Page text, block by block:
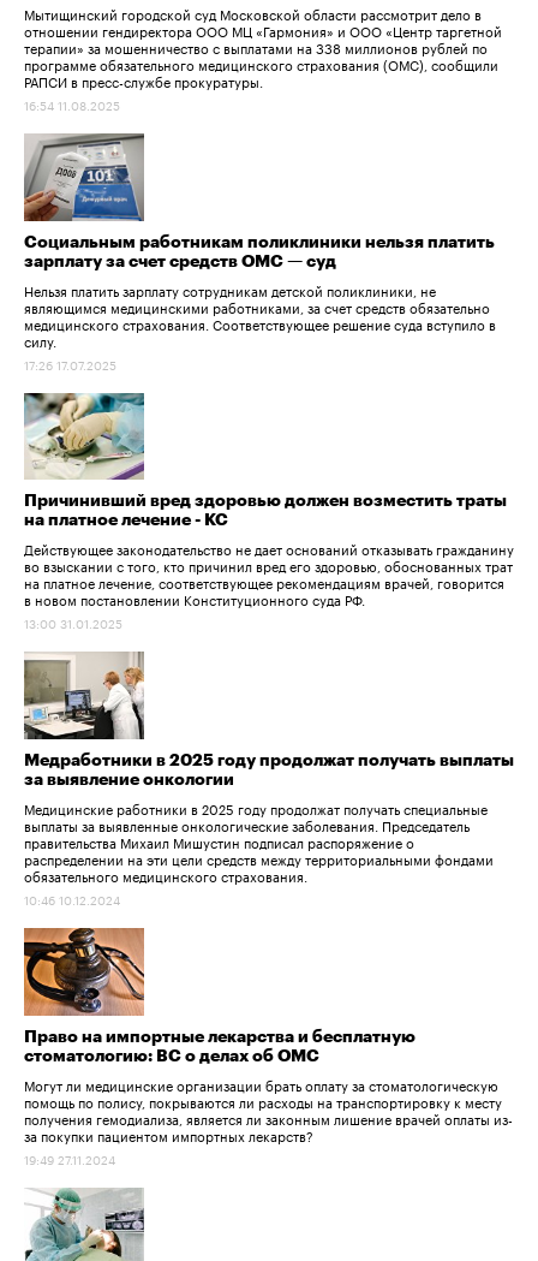
Мытищинский городской суд Московской области рассмотрит дело в
отношении гендиректора ООО МЦ «Гармония» и ООО «Центр таргетной
терапии» за мошенничество с выплатами на 338 миллионов рублей по
программе обязательного медицинского страхования (ОМС), сообщили
РАПСИ в пресс-службе прокуратуры.
16:54 11.08.2025
Социальным работникам поликлиники нельзя платить
зарплату за счет средств ОМС — суд
Нельзя платить зарплату сотрудникам детской поликлиники, не
являющимся медицинскими работниками, за счет средств обязательно
медицинского страхования. Соответствующее решение суда вступило в
силу.
17:26 17.07.2025
Причинивший вред здоровью должен возместить траты
на платное лечение - КС
Действующее законодательство не дает оснований отказывать гражданину
во взыскании с того, кто причинил вред его здоровью, обоснованных трат
на платное лечение, соответствующее рекомендациям врачей, говорится
в новом постановлении Конституционного суда РФ.
13:00 31.01.2025
Медработники в 2025 году продолжат получать выплаты
за выявление онкологии
Медицинские работники в 2025 году продолжат получать специальные
выплаты за выявленные онкологические заболевания. Председатель
правительства Михаил Мишустин подписал распоряжение о
распределении на эти цели средств между территориальными фондами
обязательного медицинского страхования.
10:46 10.12.2024
Право на импортные лекарства и бесплатную
стоматологию: ВС о делах об ОМС
Могут ли медицинские организации брать оплату за стоматологическую
помощь по полису, покрываются ли расходы на транспортировку к месту
получения гемодиализа, является ли законным лишение врачей оплаты из-
за покупки пациентом импортных лекарств?
19:49 27.11.2024